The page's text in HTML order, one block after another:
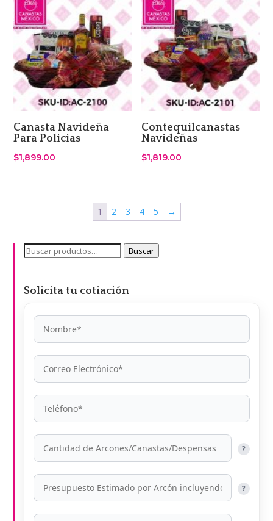
Canasta Navideña
Para Policias
$1,899.00
Contequilcanastas
Navideñas
$1,819.00
1 2 3 4 5 →
Buscar
Buscar
Solicita tu cotiación
?
?